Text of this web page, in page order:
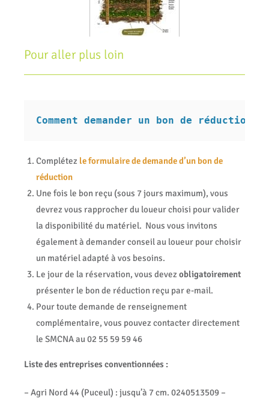
Pour aller plus loin
Comment demander un bon de réduction ?
Complétez le formulaire de demande d’un bon de
réduction
Une fois le bon reçu (sous 7 jours maximum), vous
devrez vous rapprocher du loueur choisi pour valider
la disponibilité du matériel. Nous vous invitons
également à demander conseil au loueur pour choisir
un matériel adapté à vos besoins.
Le jour de la réservation, vous devez obligatoirement
présenter le bon de réduction reçu par e-mail.
Pour toute demande de renseignement
complémentaire, vous pouvez contacter directement
le SMCNA au 02 55 59 59 46
Liste des entreprises conventionnées :
– Agri Nord 44 (Puceul) : jusqu’à 7 cm. 0240513509 –